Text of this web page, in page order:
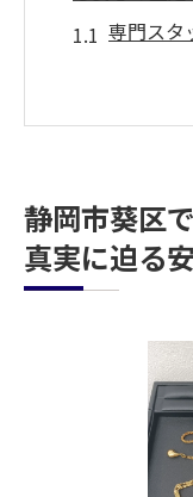
専門スタ
金製品
高価買取
アクセサリー
地域密
静岡市
高価買
金製品
静岡市葵区
真実に迫る